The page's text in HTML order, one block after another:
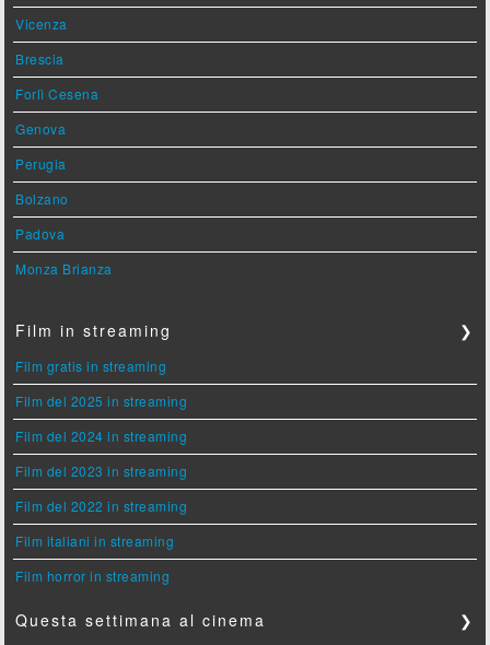
Vicenza
Brescia
Forlì Cesena
Genova
Perugia
Bolzano
Padova
Monza Brianza
Film in streaming ❯
Film gratis in streaming
Film del 2025 in streaming
Film del 2024 in streaming
Film del 2023 in streaming
Film del 2022 in streaming
Film italiani in streaming
Film horror in streaming
Questa settimana al cinema ❯